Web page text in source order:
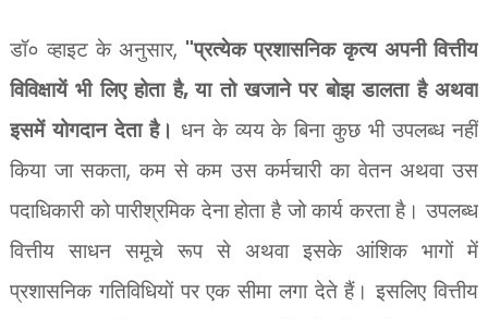
डॉ० व्हाइट के अनुसार, "प्रत्येक प्रशासनिक कृत्य अपनी वित्तीय
विविक्षायें भी लिए होता है,या तो खजाने पर बोझ डालता है अथवा
इसमें योगदान देता है। धन के व्यय के बिना कुछ भी उपलब्ध नहीं
किया जा सकता, कम से कम उस कर्मचारी का वेतन अथवा उस
पदाधिकारी को पारीश्रमिक देना होता है जो कार्य करता है। उपलब्ध
वित्तीय साधन समूचे रूप से अथवा इसके आंशिक भागों में
प्रशासनिक गतिविधियों पर एक सीमा लगा देते हैं। इसलिए वित्तीय